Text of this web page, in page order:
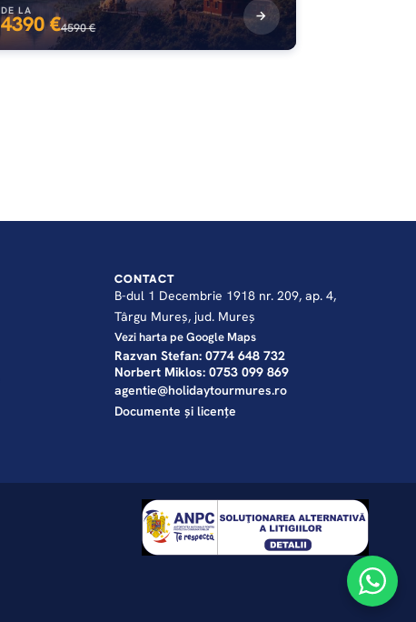
DE LA
4390 €4590 €
CONTACT
B-dul 1 Decembrie 1918 nr. 209, ap. 4,
Târgu Mureș, jud. Mureș
Vezi harta pe Google Maps
Razvan Stefan: 0774 648 732
Norbert Miklos: 0753 099 869
agentie@holidaytourmures.ro
Documente și licențe